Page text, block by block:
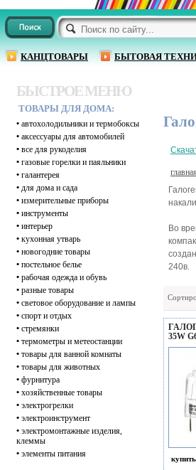
КАНЦТОВАРЫ БЫТОВАЯ
БЫСТРОЕ МЕНЮ
ТОВАРЫ ДЛЯ ДОМА:
• автохолодильники и термобоксы
• аксессуары для автомобилей
• все для рукоделия
• газовые горелки и паяльники
• галантерея
• для дома и сада
• измерительные приборы
• инструменты
• интерьер
• кухонная утварь
• новогодние товары
• постельное белье
• рабочая одежда и обувь
• разные товары
• световое оборудование и лампы
• спорт и отдых
• стремянки
• термометры и метеостанции
• товары для ванной комнаты
• товары для животных
• фурнитура
• хозяйственные товары
• электрогрелки
• электроинструмент
• электромонтажные изделия,
клеммы
• элементы питания
главная
Во
240в.
35W